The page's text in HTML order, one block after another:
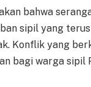
bahwa
sipil yang
Konflik yang
bagi warga sipil